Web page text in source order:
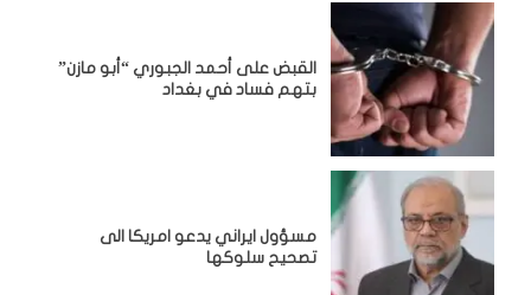
القبض على أحمد الجبوري “أبو مازن”
بتهم فساد في بغداد
مسؤول ايراني يدعو امريكا الى
تصحيح سلوكها